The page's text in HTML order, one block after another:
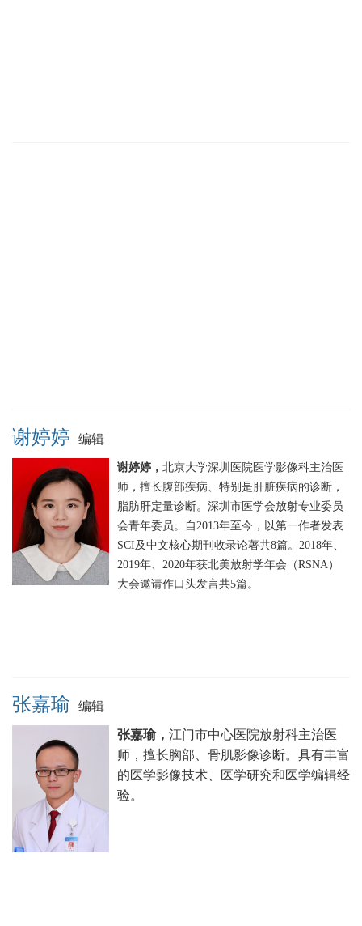
谢婷婷 编辑
谢婷婷， 北京大学深圳医院医学影像科主治医
师，擅长腹部疾病、特别是肝脏疾病的诊断，
脂肪肝定量诊断。深圳市医学会放射专业委员
会青年委员。自2013年至今，以第一作者发表
SCI及中文核心期刊收录论著共8篇。2018年、
2019年、2020年获北美放射学年会（RSNA）
大会邀请作口头发言共5篇。
张嘉瑜 编辑
张嘉瑜， 江门市中心医院放射科主治医
师，擅长胸部、骨肌影像诊断。具有丰富
的医学影像技术、医学研究和医学编辑经
验。